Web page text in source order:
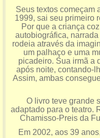
Seus textos começam
1999, sai seu primeiro
Por que a criança
autobiográfica,
rodeia através da
um palhaço e uma
picadeiro. Sua irmã a
após noite, contando-
Assim, ambas
O livro teve grande
adaptado para o teatro.
Chamisso-Preis da
Em 2002, aos 39